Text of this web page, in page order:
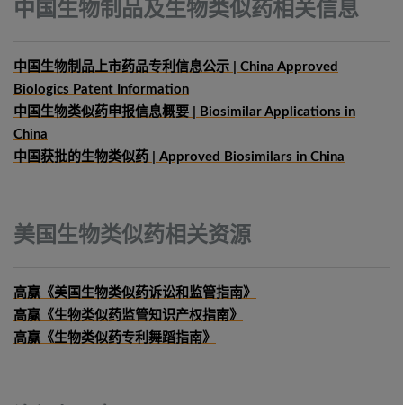
中国生物制品及生物类似药相关信息
中国生物制品上市药品专利信息公示 | China Approved
Biologics Patent Information
中国生物类似药申报信息概要 | Biosimilar Applications in
China
中国获批的生物类似药 | Approved Biosimilars in China
美国生物类似药相关资源
高赢《美国生物类似药诉讼和监管指南》
高赢《生物类似药监管知识产权指南》
高赢《生物类似药专利舞蹈指南》